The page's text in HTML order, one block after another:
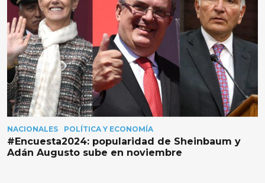
NACIONALES POLÍTICA Y ECONOMÍA
#Encuesta2024: popularidad de Sheinbaum y
Adán Augusto sube en noviembre